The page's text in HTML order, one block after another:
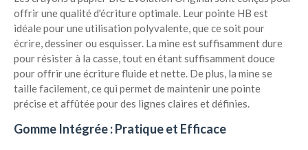
offrir une qualité d'écriture optimale. Leur pointe HB est
idéale pour une utilisation polyvalente, que ce soit pour
écrire, dessiner ou esquisser. La mine est suffisamment dure
pour résister à la casse, tout en étant suffisamment douce
pour offrir une écriture fluide et nette. De plus, la mine se
taille facilement, ce qui permet de maintenir une pointe
précise et affûtée pour des lignes claires et définies.
Gomme Intégrée : Pratique et Efficace